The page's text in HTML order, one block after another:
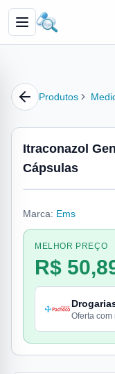
Produtos
Itraconazol
Cápsulas
Marca: Ems
MELHOR PREÇO
R$
Oferta